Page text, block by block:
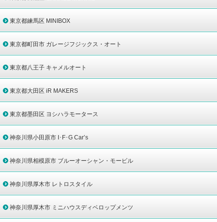
東京都練馬区 MINIBOX
東京都町田市 ガレージフジックス・オート
東京都八王子 キャメルオート
東京都大田区 iR MAKERS
東京都墨田区 ヨシハラモータース
神奈川県小田原市 I･F･G Car’s
神奈川県相模原市 ブルーオーシャン・モービル
神奈川県厚木市 レトロスタイル
神奈川県厚木市 ミニハウスディベロップメンツ